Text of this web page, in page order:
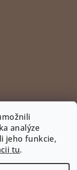
analýze
jeho funkcie,
tu.